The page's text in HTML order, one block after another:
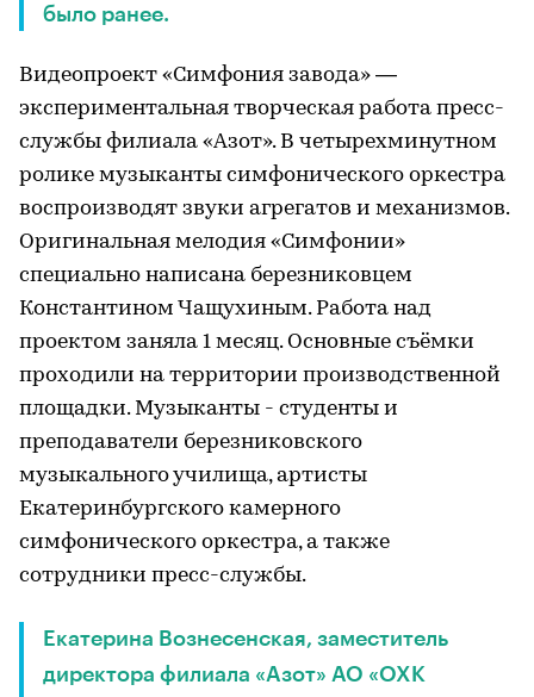
было ранее.
Видеопроект «Симфония завода» —
экспериментальная творческая работа пресс-
службы филиала «Азот». В четырехминутном
ролике музыканты симфонического оркестра
воспроизводят звуки агрегатов и механизмов.
Оригинальная мелодия «Симфонии»
специально написана березниковцем
Константином Чащухиным. Работа над
проектом заняла 1 месяц. Основные съёмки
проходили на территории производственной
площадки. Музыканты - студенты и
преподаватели березниковского
музыкального училища, артисты
Екатеринбургского камерного
симфонического оркестра, а также
сотрудники пресс-службы.
Екатерина Вознесенская, заместитель
директора филиала «Азот» АО «ОХК